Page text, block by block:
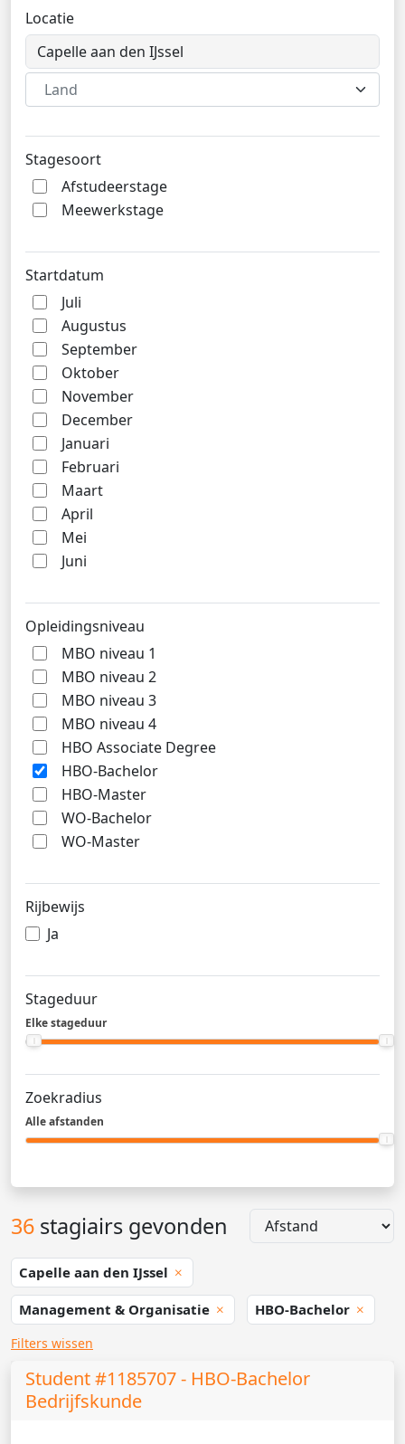
Locatie
Land
Stagesoort
Afstudeerstage
Meewerkstage
Startdatum
Juli
Augustus
September
Oktober
November
December
Januari
Februari
Maart
April
Mei
Juni
Opleidingsniveau
MBO niveau 1
MBO niveau 2
MBO niveau 3
MBO niveau 4
HBO Associate Degree
HBO-Bachelor
HBO-Master
WO-Bachelor
WO-Master
Rijbewijs
Ja
Stageduur
Elke stageduur
Zoekradius
Alle afstanden
36 stagiairs gevonden
Capelle aan den IJssel
Management & Organisatie HBO-Bachelor
Filters wissen
Student #1185707 - HBO-Bachelor
Bedrijfskunde